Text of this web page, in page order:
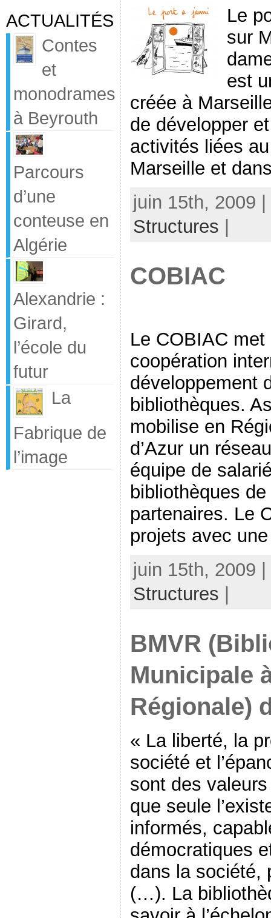
ACTUALITÉS
Contes
et
monodrames
à Beyrouth
Parcours
d’une
conteuse en
Algérie
Alexandrie :
Girard,
l’école du
futur
La
Fabrique de
l’image
Le
sur
est
créée à
de développer
activités liées
Marseille et
juin 15th, 2009
Structures
COBIAC
Le COBIAC
coopération
développement
bibliothèques.
mobilise en
d’Azur un
équipe de
bibliothèques
partenaires. Le
projets avec
juin 15th, 2009
Structures
BMVR
Municipale
Régionale)
« La liberté, la
société et
sont des
que seule
informés,
démocratiques
dans la société,
(…). La